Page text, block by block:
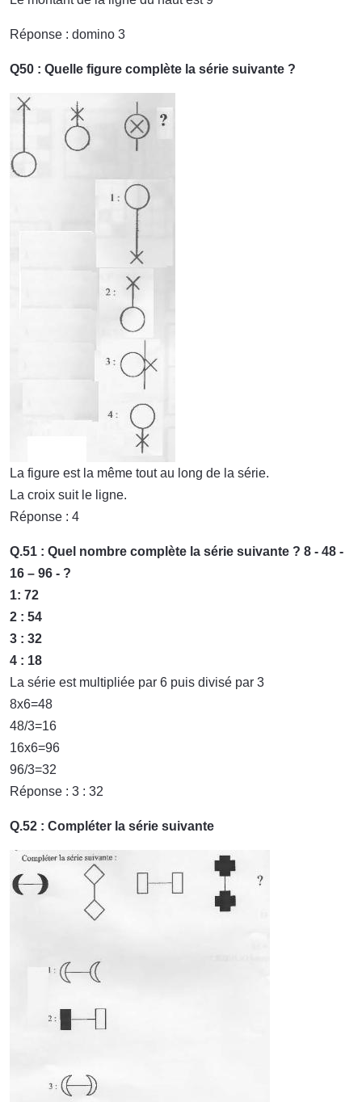
Réponse : domino 3
Q50 : Quelle figure complète la série suivante ?
La figure est la même tout au long de la série.
La croix suit le ligne.
Réponse : 4
Q.51 : Quel nombre complète la série suivante ? 8 - 48 -
16 – 96 - ?
1: 72
2 : 54
3 : 32
4 : 18
La série est multipliée par 6 puis divisé par 3
8x6=48
48/3=16
16x6=96
96/3=32
Réponse : 3 : 32
Q.52 : Compléter la série suivante